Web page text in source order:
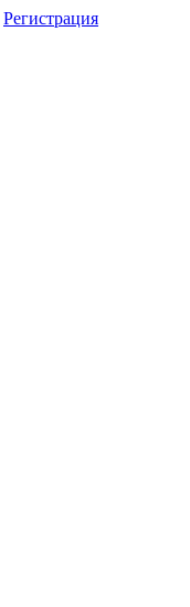
Регистрация